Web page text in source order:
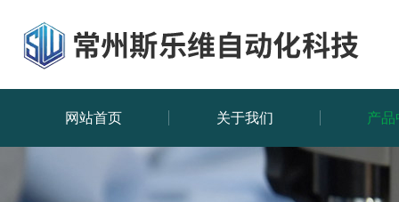
网站首页 关于我们 产品